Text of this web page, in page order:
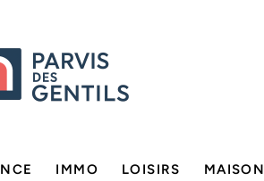
IMMO LOISIRS MAISON